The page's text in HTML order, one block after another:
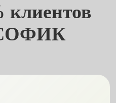
клиентов